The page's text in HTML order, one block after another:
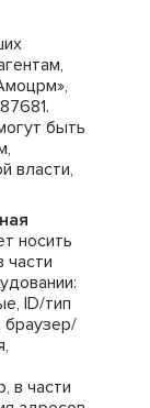
быть
власти,
носить
части
ID/тип
браузер/
в части